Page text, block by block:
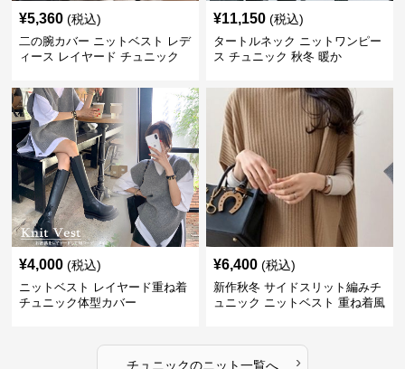
¥5,360 (税込)
二の腕カバー ニットベスト レデ
ィース レイヤード チュニック
¥11,150 (税込)
タートルネック ニットワンピー
ス チュニック 秋冬 暖か
¥4,000 (税込)
ニットベスト レイヤード重ね着
チュニック体型カバー
¥6,400 (税込)
新作秋冬 サイドスリット編みチ
ュニック ニットベスト 重ね着風
チュニックのニット一覧へ ›